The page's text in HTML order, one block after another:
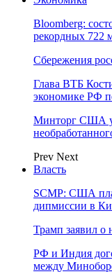
Bloomberg:
рекордных 722
Сбережения
Глава ВТБ
экономике РФ
Минторг США
Prev Next
Власть
SCMP: США
дипмиссии в
Трамп заявил о
РФ и Индия
между